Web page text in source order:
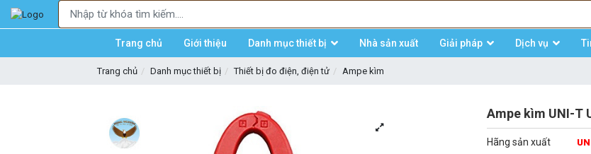
Trang chủ Giới thiệu Danh mục thiết bị Nhà sản xuất Giải pháp Dịch vụ
Trang chủ Danh mục thiết bị Thiết bị đo điện, điện tử Ampe kìm
Ampe kìm UNI-T
Hãng sản xuất